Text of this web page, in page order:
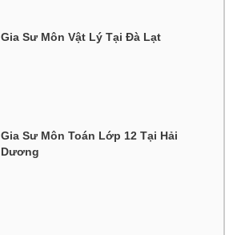
Gia Sư Môn Vật Lý Tại Đà Lạt
Gia Sư Môn Toán Lớp 12 Tại Hải
Dương